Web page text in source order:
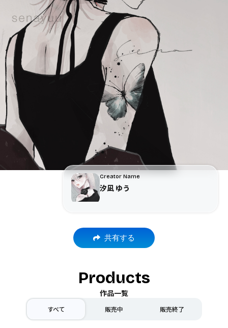
Creator Name
汐凪 ゆう
共有する
Products
作品一覧
すべて 販売中 販売終了